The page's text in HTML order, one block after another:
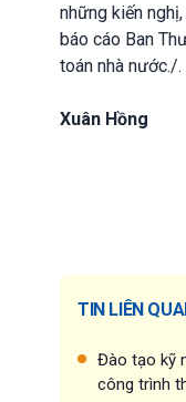
những kiến
báo cáo Ban
toán nhà nước./.
Xuân Hồng
TIN LIÊN
Đào tạo kỹ
công trình